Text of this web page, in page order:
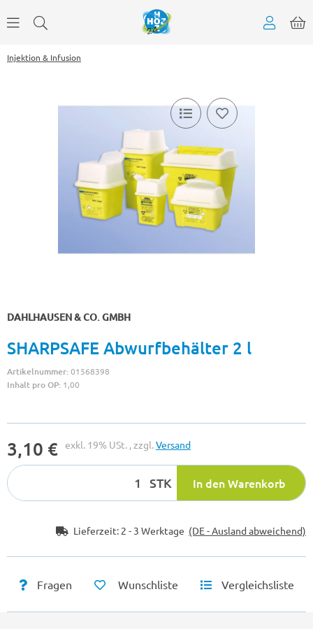
Injektion & Infusion
DAHLHAUSEN & CO. GMBH
SHARPSAFE Abwurfbehälter 2 l
Artikelnummer:01568398
Inhalt pro OP: 1,00
3,10 € exkl. 19% USt. , zzgl.Versand
STK In den Warenkorb
Lieferzeit: 2 - 3 Werktage (DE - Ausland abweichend)
Fragen Wunschliste Vergleichsliste